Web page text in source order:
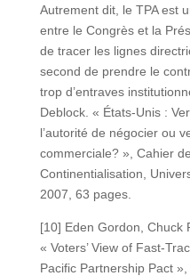
Autrement dit, le TPA est
entre le Congrès et la
de tracer les lignes
second de prendre le
trop d’entraves
Deblock. « États-Unis :
l’autorité de négocier ou
commerciale? », Cahier
Continentialisation,
2007, 63 pages.
[10] Eden Gordon, Chuck
« Voters’ View of Fast-
Pacific Partnership Pact